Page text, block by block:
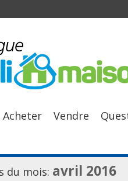
Acheter Vendre
du mois: avril 2016